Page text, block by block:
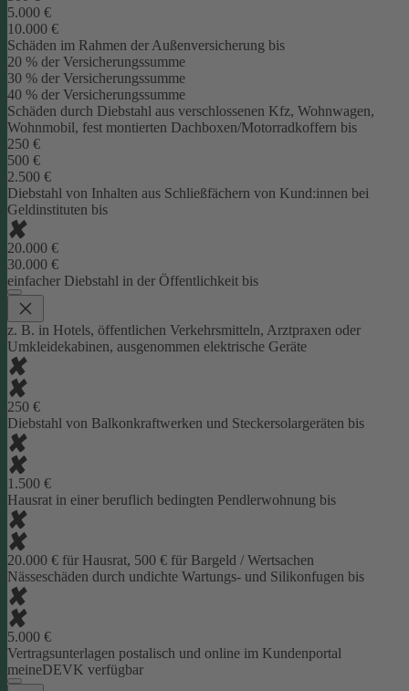
5.000 €
10.000 €
Schäden im Rahmen der Außenversicherung bis
20 % der Versicherungssumme
30 % der Versicherungssumme
40 % der Versicherungssumme
Schäden durch Diebstahl aus verschlossenen Kfz, Wohnwagen,
Wohnmobil, fest montierten Dachboxen/Motorradkoffern bis
250 €
500 €
2.500 €
Diebstahl von Inhalten aus Schließfächern von Kund:innen bei
Geldinstituten bis
20.000 €
30.000 €
einfacher Diebstahl in der Öffentlichkeit bis
z. B. in Hotels, öffentlichen Verkehrsmitteln, Arztpraxen oder
Umkleidekabinen, ausgenommen elektrische Geräte
250 €
Diebstahl von Balkonkraftwerken und Steckersolargeräten bis
1.500 €
Hausrat in einer beruflich bedingten Pendlerwohnung bis
20.000 € für Hausrat, 500 € für Bargeld / Wertsachen
Nässeschäden durch undichte Wartungs- und Silikonfugen bis
5.000 €
Vertragsunterlagen postalisch und online im Kundenportal
meineDEVK verfügbar